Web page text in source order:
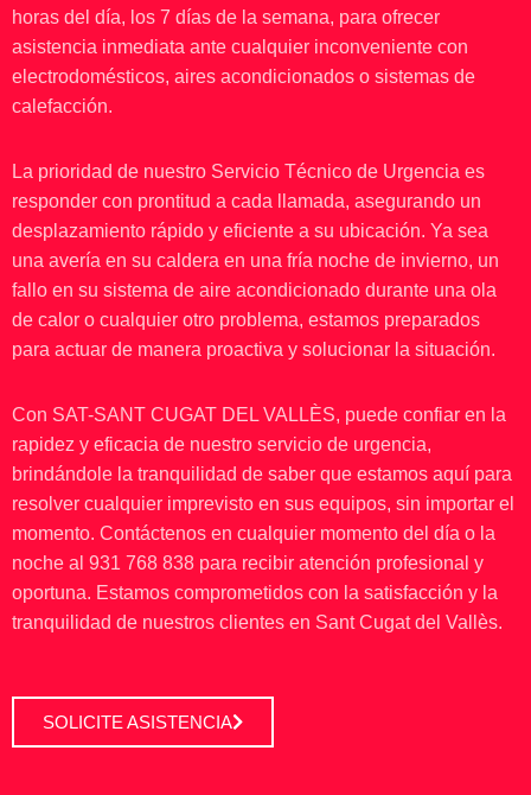
horas del día, los 7 días de la semana, para ofrecer
asistencia inmediata ante cualquier inconveniente con
electrodomésticos, aires acondicionados o sistemas de
calefacción.
La prioridad de nuestro Servicio Técnico de Urgencia es
responder con prontitud a cada llamada, asegurando un
desplazamiento rápido y eficiente a su ubicación. Ya sea
una avería en su caldera en una fría noche de invierno, un
fallo en su sistema de aire acondicionado durante una ola
de calor o cualquier otro problema, estamos preparados
para actuar de manera proactiva y solucionar la situación.
Con SAT-SANT CUGAT DEL VALLÈS, puede confiar en la
rapidez y eficacia de nuestro servicio de urgencia,
brindándole la tranquilidad de saber que estamos aquí para
resolver cualquier imprevisto en sus equipos, sin importar el
momento. Contáctenos en cualquier momento del día o la
noche al 931 768 838 para recibir atención profesional y
oportuna. Estamos comprometidos con la satisfacción y la
tranquilidad de nuestros clientes en Sant Cugat del Vallès.
SOLICITE ASISTENCIA